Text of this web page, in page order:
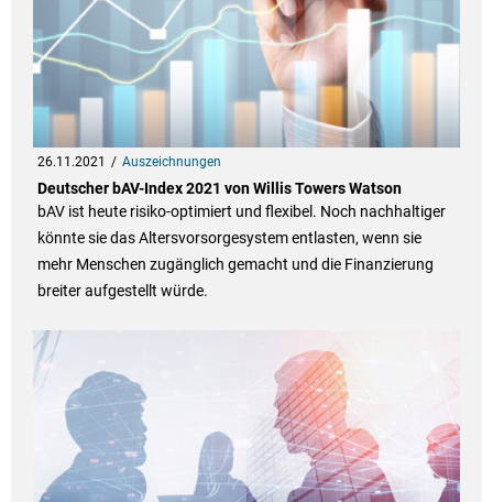
26.11.2021 Auszeichnungen
Deutscher bAV-Index 2021 von Willis Towers Watson
bAV ist heute risiko-optimiert und flexibel. Noch nachhaltiger
könnte sie das Altersvorsorgesystem entlasten, wenn sie
mehr Menschen zugänglich gemacht und die Finanzierung
breiter aufgestellt würde.